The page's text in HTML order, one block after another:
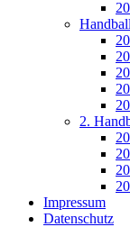
2.
Impressum
Datenschutz